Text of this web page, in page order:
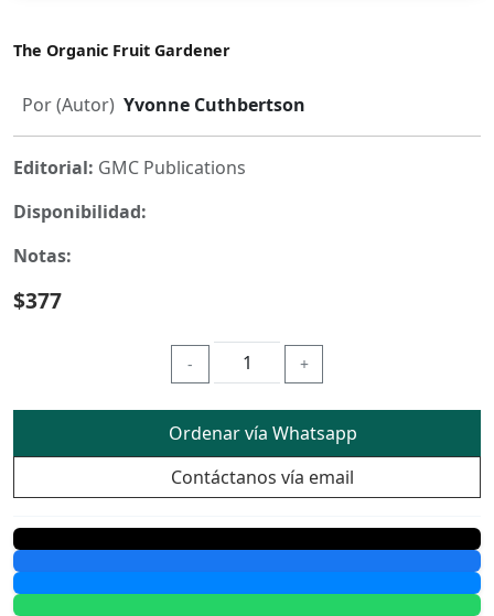
The Organic Fruit Gardener
Por (Autor) Yvonne Cuthbertson
Editorial: GMC Publications
Disponibilidad:
Notas:
$377
- +
Ordenar vía Whatsapp
Contáctanos vía email